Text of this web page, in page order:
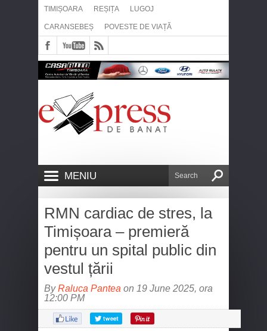
TIMIȘOARA REȘIȚA LUGOJ
CARANSEBEȘ POVESTE DE VIAȚĂ
MENIU
RMN cardiac de stres, la
Timișoara – premieră
pentru un spital public din
vestul țării
ByRaluca Pantea on 19 June 2025, ora
12:00 PM